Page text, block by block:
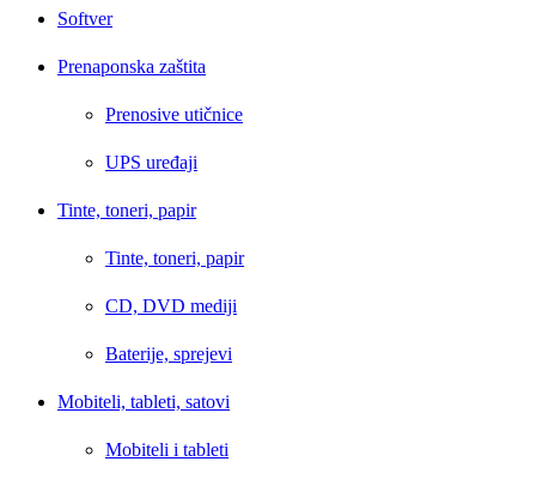
Softver
Prenaponska zaštita
Prenosive utičnice
UPS uređaji
Tinte, toneri, papir
Tinte, toneri, papir
CD, DVD mediji
Baterije, sprejevi
Mobiteli, tableti, satovi
Mobiteli i tableti